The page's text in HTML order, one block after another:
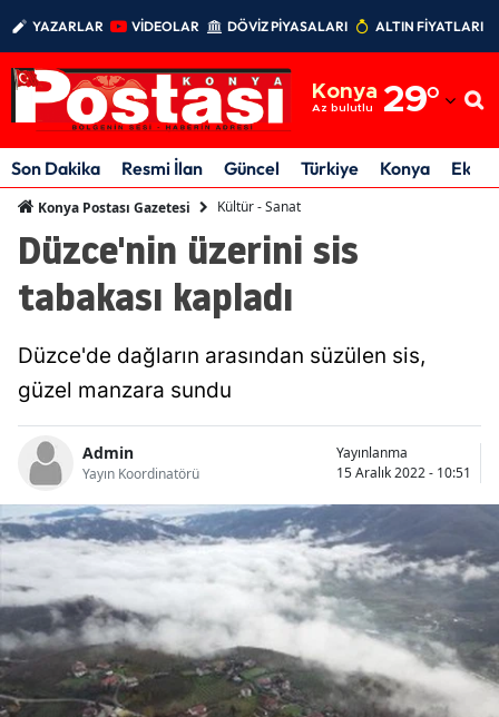
YAZARLAR VİDEOLAR DÖVİZ PİYASALARI ALTIN FİYATLARI
Konya
Az bulutlu 29°
Adıyaman
Afyonkarahisar
Amasya
Aydın
Balıkesir
Bilecik
Bingöl
Bitlis
Bolu
Burdur
Son Dakika Resmi İlan Güncel Türkiye Konya
Konya Postası Gazetesi Kültür - Sanat
Düzce'nin üzerini sis
tabakası kapladı
Düzce'de dağların arasından süzülen sis,
güzel manzara sundu
Admin
Yayın Koordinatörü
Yayınlanma
15 Aralık 2022 - 10:51